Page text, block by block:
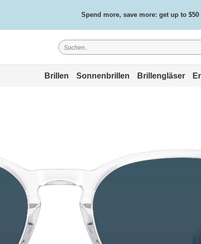
Spend more, save more: get up to
Free standard delivery on all
Brillen Sonnenbrillen Brillengläser